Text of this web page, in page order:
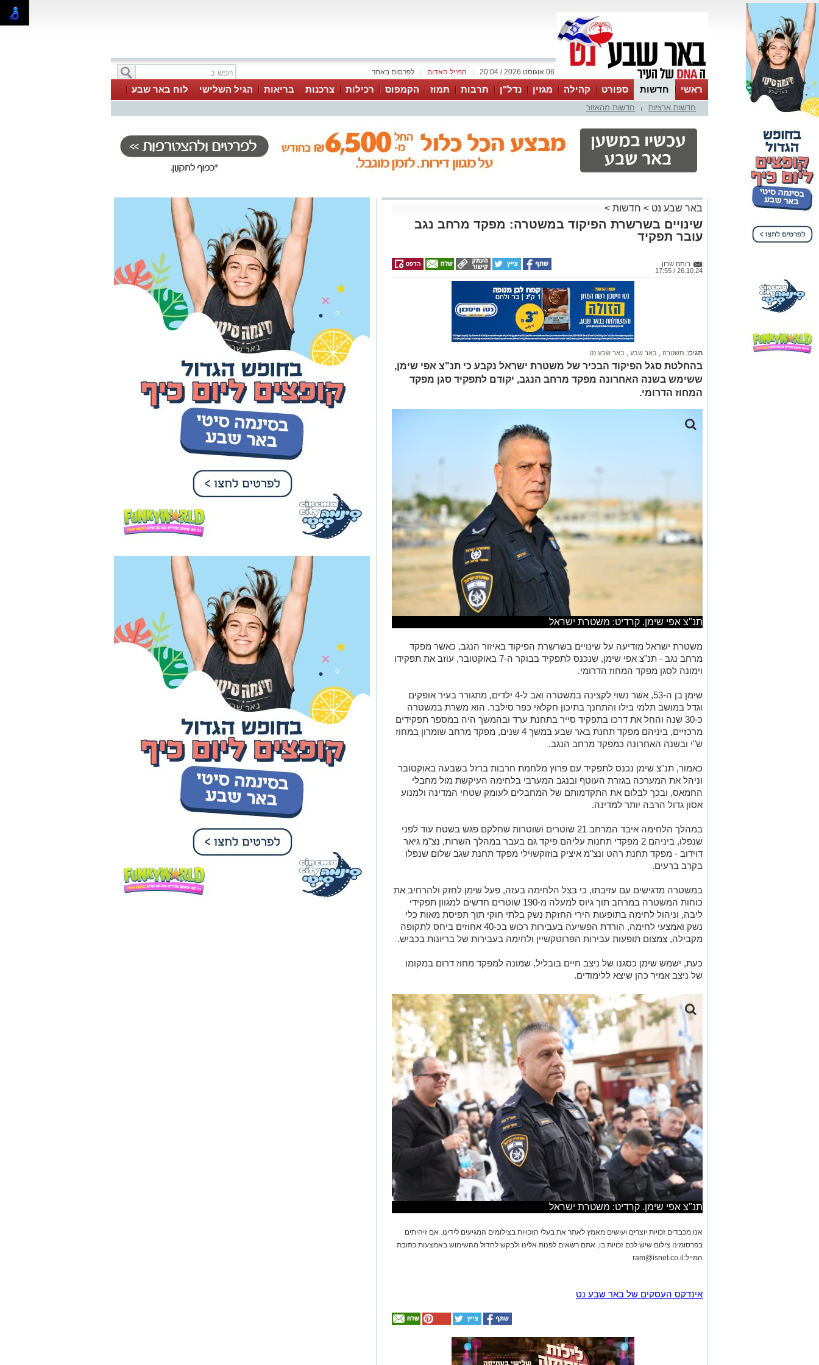
לפרסום באתר המייל האדום 06 אוגוסט 2026 / 20:04
ראשי חדשות ספורט קהילה מגזין נדל"ן תרבות תמוז הקמפוס רכילות צרכנות בריאות הגיל השלישי
לוח באר שבע
עסקים
טיפים והמלצותחדשות ארציות חדשות מהאזור
באר שבע נט > חדשות >
שינויים בשרשרת הפיקוד במשטרה: מפקד מרחב נגב
עובר תפקיד
רותם שרון
26.10.24 / 17:55
תגים: משטרה באר שבע באר שבע נט
בהחלטת סגל הפיקוד הבכיר של משטרת ישראל נקבע כי תנ"צ אפי שימן,
ששימש בשנה האחרונה מפקד מרחב הנגב, יקודם לתפקיד סגן מפקד
המחוז הדרומי.
תנ"צ אפי שימן. קרדיט: משטרת ישראל
משטרת ישראל מודיעה על שינויים בשרשרת הפיקוד באיזור הנגב, כאשר מפקד
מרחב נגב - תנ"צ אפי שימן, שנכנס לתפקיד בבוקר ה-7 באוקטובר, עוזב את תפקידו
וימונה לסגן מפקד המחוז הדרומי.
שימן בן ה-53, אשר נשוי לקצינה במשטרה ואב ל-4 ילדים, מתגורר בעיר אופקים
וגדל במושב תלמי בילו והתחנך בתיכון חקלאי כפר סילבר. הוא משרת במשטרה
כ-30 שנה והחל את דרכו בתפקיד סייר בתחנת ערד ובהמשך היה במספר תפקידים
מרכזיים, ביניהם מפקד תחנת באר שבע במשך 4 שנים, מפקד מרחב שומרון במחוז
ש"י ובשנה האחרונה כמפקד מרחב הנגב.
כאמור, תנ"צ שימן נכנס לתפקיד עם פרוץ מלחמת חרבות ברזל בשבעה באוקטובר
וניהל את המערכה בגזרת העוטף ובנגב המערבי בלחימה העיקשת מול מחבלי
החמאס, ובכך לבלום את התקדמותם של המחבלים לעומק שטחי המדינה ולמנוע
אסון גדול הרבה יותר למדינה.
במהלך הלחימה איבד המרחב 21 שוטרים ושוטרות שחלקם פגש בשטח עוד לפני
שנפלו, ביניהם 2 מפקדי תחנות עליהם פיקד גם בעבר במהלך השרות, נצ"מ גיאר
דוידוב - מפקד תחנת רהט ונצ"מ איציק בוזוקשוילי מפקד תחנת שגב שלום שנפלו
בקרב ברעים.
במשטרה מדגישים עם עזיבתו, כי בצל הלחימה בעזה, פעל שימן לחזק ולהרחיב את
כוחות המשטרה במרחב תוך גיוס למעלה מ-190 שוטרים חדשים למגוון תפקידי
ליבה, וניהול לחימה בתופעות הירי החזקת נשק בלתי חוקי תוך תפיסת מאות כלי
נשק ואמצעי לחימה, הורדת הפשיעה בעבירות רכוש בכ-40 אחוזים ביחס לתקופה
מקבילה, צמצום תופעות עבירות הפרוטקשיין ולחימה בעבירות של בריונות בכביש.
כעת, ישמש שימן כסגנו של ניצב חיים בובליל, שמונה למפקד מחוז דרום במקומו
של ניצב אמיר כהן שיצא ללימודים.
תנ"צ אפי שימן. קרדיט: משטרת ישראל
אנו מכבדים זכויות יוצרים ועושים מאמץ לאתר את בעלי הזכויות בצילומים המגיעים לידינו. אם זיהיתים
בפרסומינו צילום שיש לכם זכויות בו, אתם רשאים לפנות אלינו ולבקש לחדול מהשימוש באמצעות כתובת
המייל: ram@isnet.co.il
אינדקס העסקים של באר שבע נט